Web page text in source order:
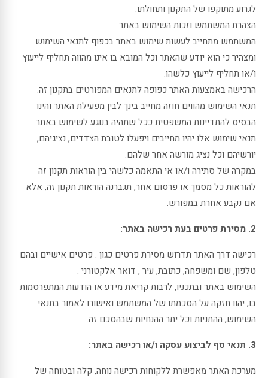
לגרוע מתוקפו של התקנון ותחולתו.
הצהרת המשתמש וזכות השימוש באתר
המשתמש מתחייב לעשות שימוש באתר בכפוף לתנאי השימוש
ומצהיר כי הוא יודע שהאתר וכל המובא בו אינו מהווה תחליף לייעוץ
ו/או תחליף לייעוץ כלשהו.
הרכישה באמצעות האתר כפופה לתנאים המפורטים בתקנון זה.
תנאי השימוש מהווים חוזה מחייב בינך לבין מפעילת האתר והינו
הבסיס להתדיינות המשפטית ככל שתהיה בנוגע לשימוש באתר.
תנאי שימוש אלו יהיו מחייבים ויפעלו לטובת הצדדים, נציגיהם,
יורשיהם וכל נציג מורשה אחר שלהם.
במקרה של סתירה ו/או אי התאמה כלשהי בין הוראות תקנון זה
להוראות כל מסמך או פרסום אחר, תגברנה הוראות תקנון זה, אלא
אם נקבע אחרת במפורש.
2. מסירת פרטים בעת רכישה באתר:
רכישה דרך האתר תדרוש מסירת פרטים כגון : פרטים אישיים ובהם
טלפון, שם ומשפחה, כתובת, עיר , דואר אלקטורני .
השימוש באתר ובתכניו, לרבות קריאת מידע או הודעות המתפרסמות
בו, יהוו חזקה על הסכמתו של המשתמש ואישורו לאמור בתנאי
השימוש, ההתניות וכל יתר ההנחיות שבהסכם זה.
3. תנאי סף לביצוע עסקה ו/או רכישה באתר:
מערכת האתר מאפשרת ללקוחות רכישה נוחה, קלה ובטוחה של